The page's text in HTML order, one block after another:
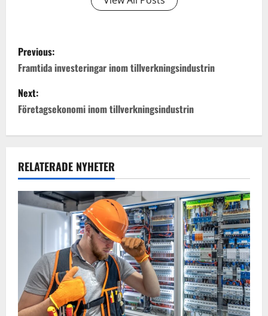
P
o
s
t
a
v
t
Previous:
Framtida investeringar inom tillverkningsindustrin
Next:
Företagsekonomi inom tillverkningsindustrin
RELATERADE NYHETER